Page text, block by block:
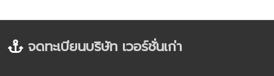
จดทะเบียนบริษัท เวอร์ชั่นเก่า